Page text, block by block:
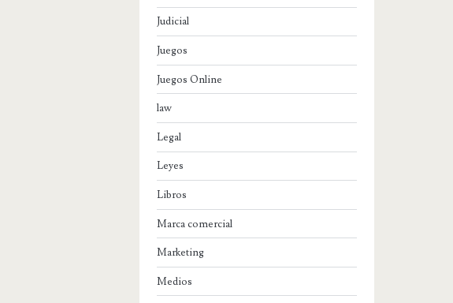
Judicial
Juegos
Juegos Online
law
Legal
Leyes
Libros
Marca comercial
Marketing
Medios